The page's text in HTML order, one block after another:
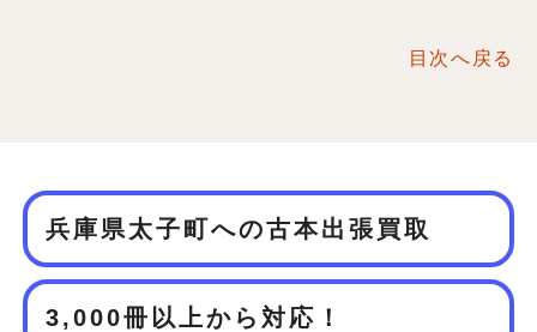
目次へ戻る
兵庫県太子町への古本出張買取
3,000冊以上から対応！